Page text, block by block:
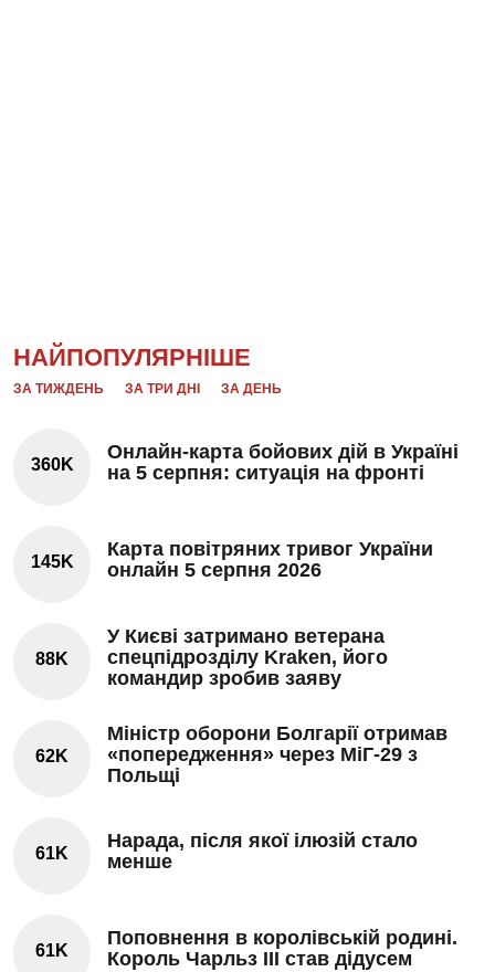
НАЙПОПУЛЯРНІШЕ
ЗА ТИЖДЕНЬ ЗА ТРИ ДНІ ЗА ДЕНЬ
360K
Онлайн-карта бойових дій в Україні
на 5 серпня: ситуація на фронті
145K
Карта повітряних тривог України
онлайн 5 серпня 2026
88K
У Києві затримано ветерана
спецпідрозділу Kraken, його
командир зробив заяву
62K
Міністр оборони Болгарії отримав
«попередження» через МіГ-29 з
Польщі
61K
Нарада, після якої ілюзій стало
менше
61K
Поповнення в королівській родині.
Король Чарльз III став дідусем